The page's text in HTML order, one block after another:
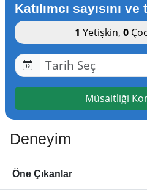
Katılımcı sayısını
1 Yetişkin, 0
Müsaitliği
Deneyim
Öne Çıkanlar